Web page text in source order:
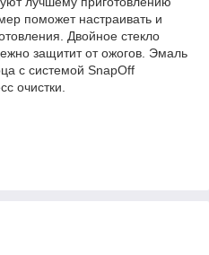
поможет настраивать и
Двойное стекло
защитит от ожогов. Эмаль
с системой SnapOff
очистки.